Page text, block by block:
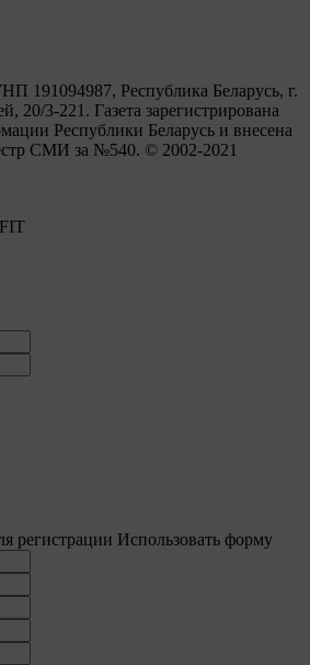
191094987, Республика Беларусь, г.
20/3-221. Газета зарегистрирована
Республики Беларусь и внесена
СМИ за №540. © 2002-2021
регистрации Использовать форму